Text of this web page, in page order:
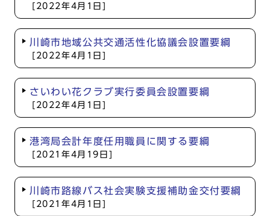
[2022年4月1日]
川崎市地域公共交通活性化協議会設置要綱
[2022年4月1日]
さいわい花クラブ実行委員会設置要綱
[2022年4月1日]
港湾局会計年度任用職員に関する要綱
[2021年4月19日]
川崎市路線バス社会実験支援補助金交付要綱
[2021年4月1日]